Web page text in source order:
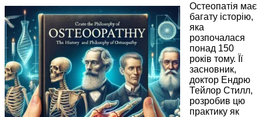
Остеопатія має
багату історію,
яка
розпочалася
понад 150
років тому. Її
засновник,
доктор Ендрю
Тейлор Стилл,
розробив цю
практику як